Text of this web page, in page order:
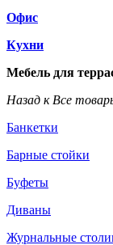
Офис
Кухни
Мебель для
Назад к Все
Банкетки
Барные стойки
Буфеты
Диваны
Журнальные